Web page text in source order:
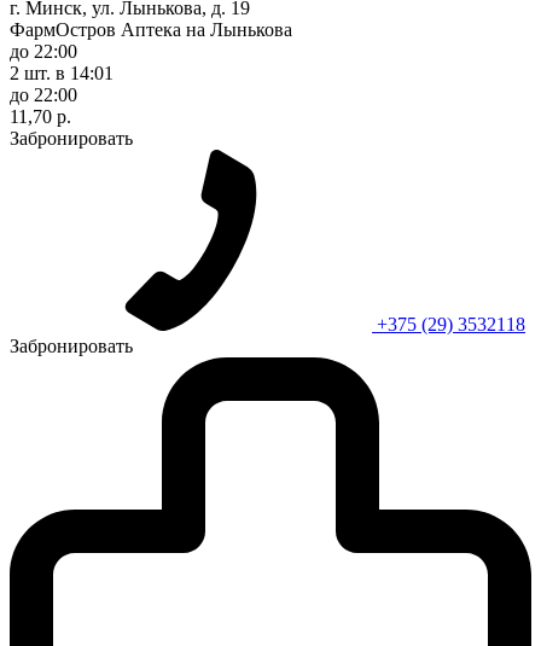
г. Минск, ул. Лынькова, д. 19
ФармОстров Аптека на Лынькова
до 22:00
2 шт. в 14:01
до 22:00
11,70 р.
Забронировать
+375 (29) 3532118
Забронировать